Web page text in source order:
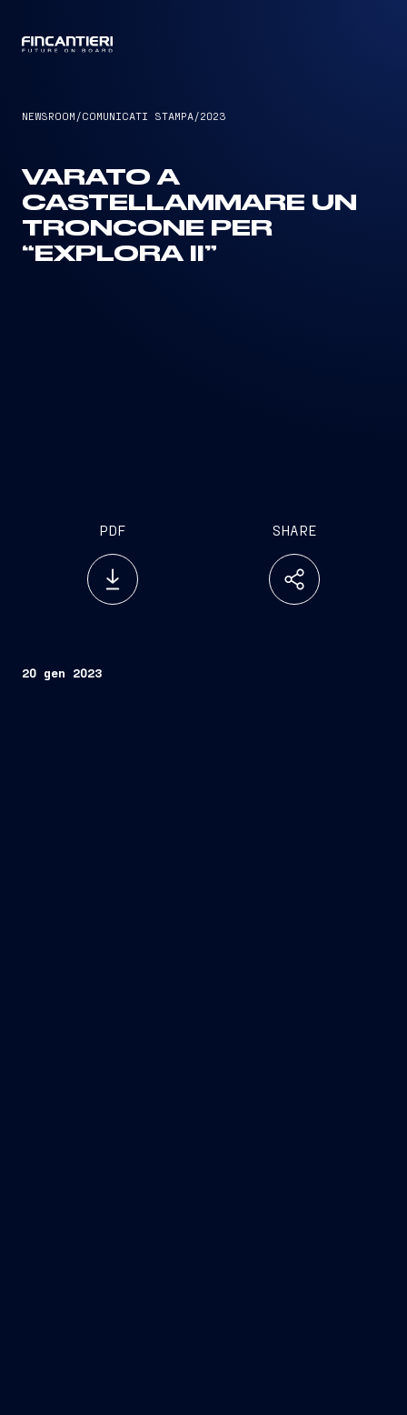
NEWSROOM /COMUNICATI STAMPA/2023
VARATO A
CASTELLAMMARE UN
TRONCONE PER
“EXPLORA II”
PDF SHARE
20 gen 2023